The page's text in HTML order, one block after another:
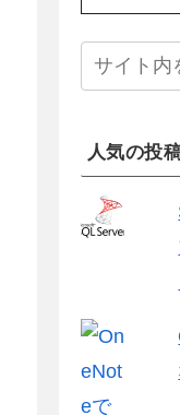
人気の投